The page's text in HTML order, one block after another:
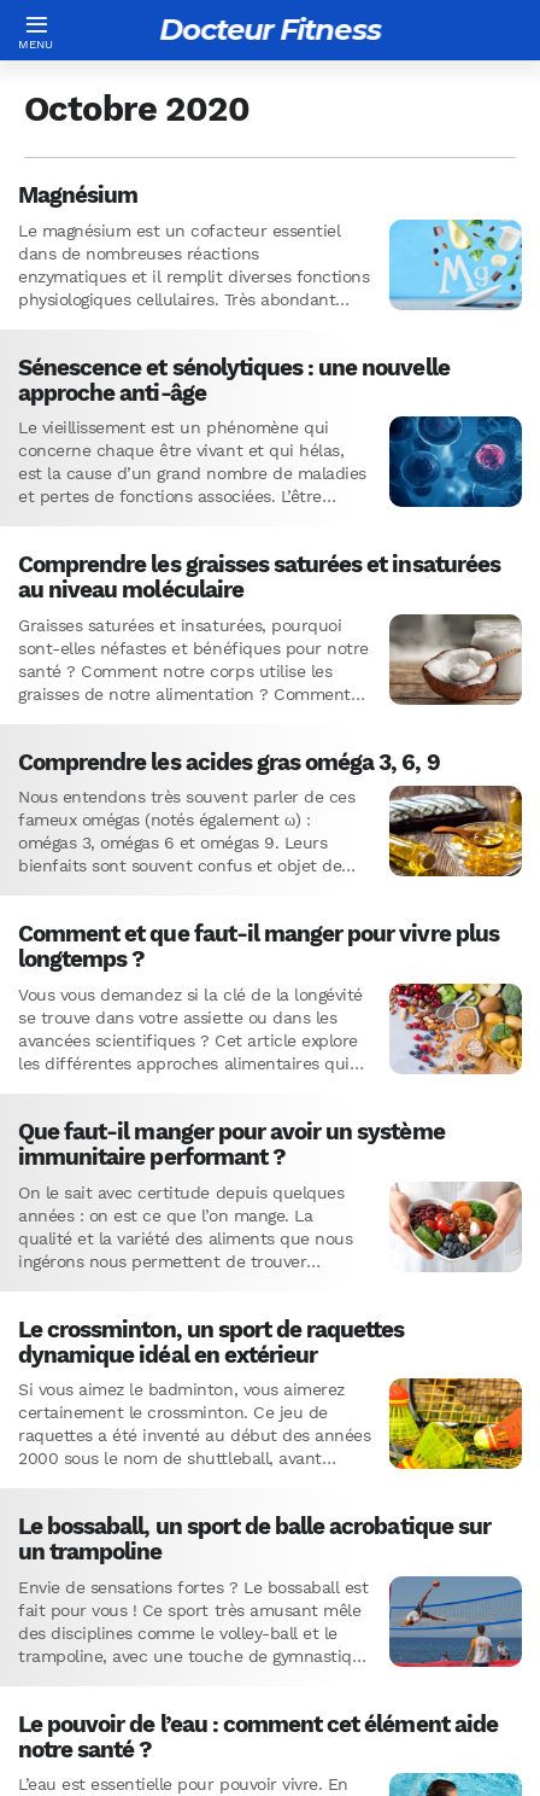
Docteur Fitness
Octobre 2020
Magnésium
Le magnésium est un cofacteur essentiel
dans de nombreuses réactions
enzymatiques et il remplit diverses fonctions
physiologiques cellulaires. Très abondant
Sénescence et sénolytiques : une nouvelle
approche anti-âge
Le vieillissement est un phénomène qui
concerne chaque être vivant et qui hélas,
est la cause d’un grand nombre de maladies
et pertes de fonctions associées. L’être
Comprendre les graisses saturées et insaturées
au niveau moléculaire
Graisses saturées et insaturées, pourquoi
sont-elles néfastes et bénéfiques pour notre
santé ? Comment notre corps utilise les
graisses de notre alimentation ? Comment
Comprendre les acides gras oméga 3, 6, 9
Nous entendons très souvent parler de ces
fameux omégas (notés également ω) :
omégas 3, omégas 6 et omégas 9. Leurs
bienfaits sont souvent confus et objet de
Comment et que faut-il manger pour vivre plus
longtemps ?
Vous vous demandez si la clé de la longévité
se trouve dans votre assiette ou dans les
avancées scientifiques ? Cet article explore
les différentes approches alimentaires qui
Que faut-il manger pour avoir un système
immunitaire performant ?
On le sait avec certitude depuis quelques
années : on est ce que l’on mange. La
qualité et la variété des aliments que nous
ingérons nous permettent de trouver
Le crossminton, un sport de raquettes
dynamique idéal en extérieur
Si vous aimez le badminton, vous aimerez
certainement le crossminton. Ce jeu de
raquettes a été inventé au début des années
2000 sous le nom de shuttleball, avant
Le bossaball, un sport de balle acrobatique sur
un trampoline
Envie de sensations fortes ? Le bossaball est
fait pour vous ! Ce sport très amusant mêle
des disciplines comme le volley-ball et le
trampoline, avec une touche de gymnastique
Le pouvoir de l’eau : comment cet élément aide
notre santé ?
L’eau est essentielle pour pouvoir vivre. En